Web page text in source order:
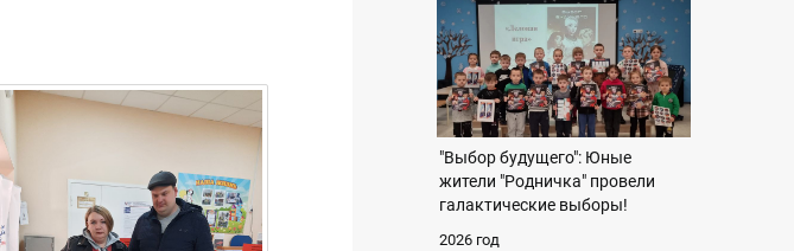
"Выбор будущего": Юные
жители "Родничка" провели
галактические выборы!
2026 год